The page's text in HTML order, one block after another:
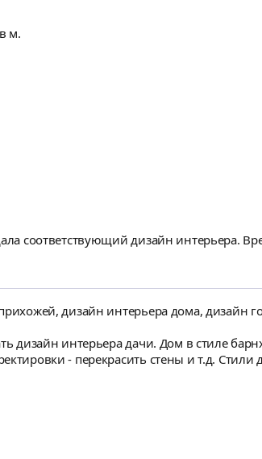
м.
дизайн интерьера дома, дизайн
барнхаус, в Тульской области.
- перекрасить стены и т.д. Стили